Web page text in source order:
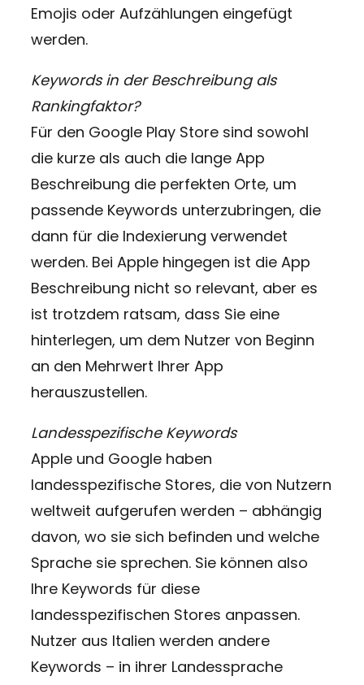
Emojis oder Aufzählungen eingefügt
werden.
Keywords in der Beschreibung als
Rankingfaktor?
Für den Google Play Store sind sowohl
die kurze als auch die lange App
Beschreibung die perfekten Orte, um
passende Keywords unterzubringen, die
dann für die Indexierung verwendet
werden. Bei Apple hingegen ist die App
Beschreibung nicht so relevant, aber es
ist trotzdem ratsam, dass Sie eine
hinterlegen, um dem Nutzer von Beginn
an den Mehrwert Ihrer App
herauszustellen.
Landesspezifische Keywords
Apple und Google haben
landesspezifische Stores, die von Nutzern
weltweit aufgerufen werden – abhängig
davon, wo sie sich befinden und welche
Sprache sie sprechen. Sie können also
Ihre Keywords für diese
landesspezifischen Stores anpassen.
Nutzer aus Italien werden andere
Keywords – in ihrer Landessprache